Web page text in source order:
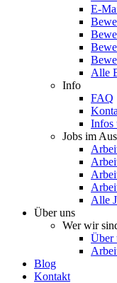
E-
Alle
Info
FAQ
Infos
Jobs im
Alle
Über uns
Wer wir
Über
Blog
Kontakt